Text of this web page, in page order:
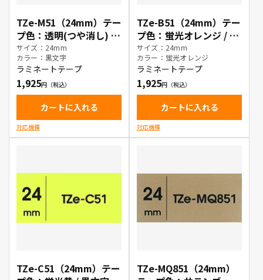
TZe-M51（24mm）テー
プ色：透明(つや消し) /
黒文字
サイズ：24mm
カラー：黒文字
ラミネートテープ
1,925
カートに入れる
対応機種
TZe-B51（24mm）テー
プ色：蛍光オレンジ / 黒
文字
サイズ：24mm
カラー：蛍光オレンジ
ラミネートテープ
1,925
カートに入れる
対応機種
TZe-C51（24mm）テー
TZe-MQ851（24mm）